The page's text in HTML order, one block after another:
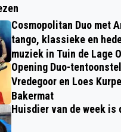
Cosmopolitan Duo met
tango, klassieke en
muziek in Tuin de Lage
Opening Duo-
Vredegoor en Loes
Bakermat
Huisdier van de week is